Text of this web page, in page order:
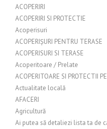
ACOPERIRI
ACOPERIRI SI PROTECTIE
Acoperisuri
ACOPERIȘURI PENTRU TERASE
ACOPERISURI SI TERASE
Acoperitoare / Prelate
ACOPERITOARE SI PROTECTII
Actualitate locală
AFACERI
Agricultură
Ai putea să detaliezi lista ta de